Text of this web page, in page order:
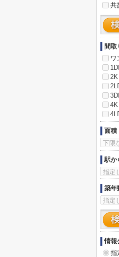
共
間取
ワ
2K
4K
面積
駅か
築年
情報
指